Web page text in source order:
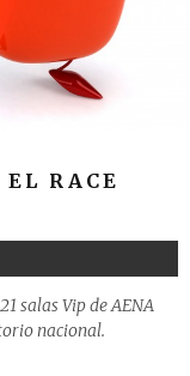
RACE
salas Vip de AENA
nacional.